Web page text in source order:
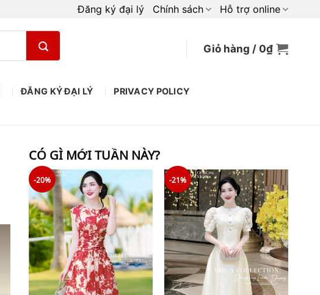
Đăng ký đại lý Chính sách Hỗ trợ online
Giỏ hàng / 0₫
ĐĂNG KÝ ĐẠI LÝ PRIVACY POLICY
CÓ GÌ MỚI TUẦN NÀY?
-20% -21%